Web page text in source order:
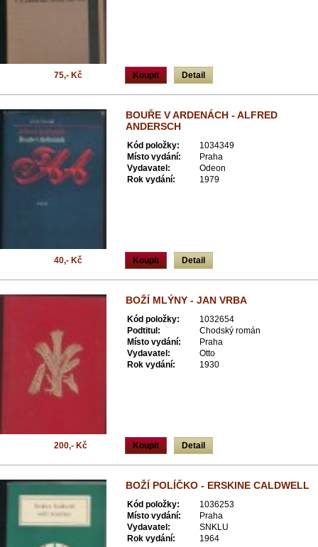
Koupit Detail
75,- Kč
BOUŘE V ARDENÁCH - ALFRED
ANDERSCH
Kód položky:
1034349
Místo vydání:
Praha
Vydavatel:
Odeon
Rok vydání:
1979
Koupit Detail
40,- Kč
BOŽÍ MLÝNY - JAN VRBA
Kód položky:
1032654
Podtitul:
Chodský román
Místo vydání:
Praha
Vydavatel:
Otto
Rok vydání:
1930
Koupit Detail
200,- Kč
BOŽÍ POLÍČKO - ERSKINE CALDWELL
Kód položky:
1036253
Místo vydání:
Praha
Vydavatel:
SNKLU
Rok vydání:
1964